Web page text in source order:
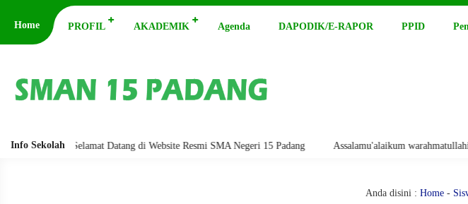
Home PROFIL AKADEMIK Agenda DAPODIK/E-RAPOR PPID
Info SekolahSelamat Datang di Website Resmi SMA Negeri 15 Padang Assalamu'alaikum warahmatullahi
Anda disini : Home-